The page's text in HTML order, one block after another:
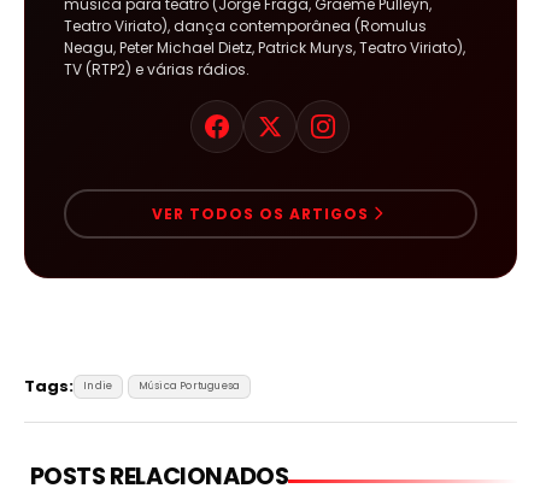
Teatro Viriato), dança contemporânea (Romulus
Neagu, Peter Michael Dietz, Patrick Murys, Teatro Viriato),
TV (RTP2) e várias rádios.
VER TODOS OS ARTIGOS
Tags: Indie Música Portuguesa
POSTS RELACIONADOS